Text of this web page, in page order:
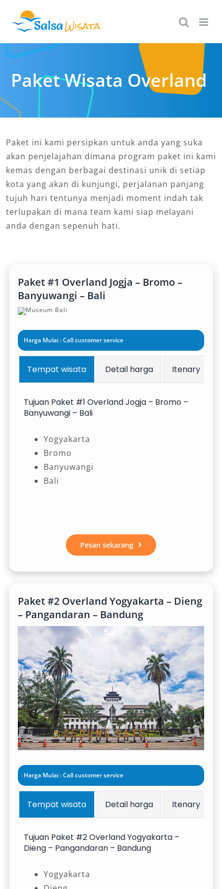
content
Paket Wisata Overland
Paket ini kami persipkan untuk anda yang suka
akan penjelajahan dimana program paket ini kami
kemas dengan berbagai destinasi unik di setiap
kota yang akan di kunjungi, perjalanan panjang
tujuh hari tentunya menjadi moment indah tak
terlupakan di mana team kami siap melayani
anda dengan sepenuh hati.
Paket #1 Overland Jogja – Bromo –
Banyuwangi – Bali
Harga Mulai : Call customer service
Tempat wisata Detail harga Itenary
Tujuan Paket #1 Overland Jogja – Bromo –
Banyuwangi – Bali
Yogyakarta
Bromo
Banyuwangi
Bali
Pesan sekarang
Paket #2 Overland Yogyakarta – Dieng
– Pangandaran – Bandung
Harga Mulai : Call customer service
Tempat wisata Detail harga Itenary
Tujuan Paket #2 Overland Yogyakarta –
Dieng – Pangandaran – Bandung
Yogyakarta